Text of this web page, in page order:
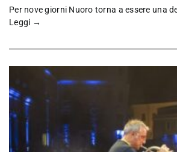
Per nove giorni Nuoro torna a essere una
Leggi →